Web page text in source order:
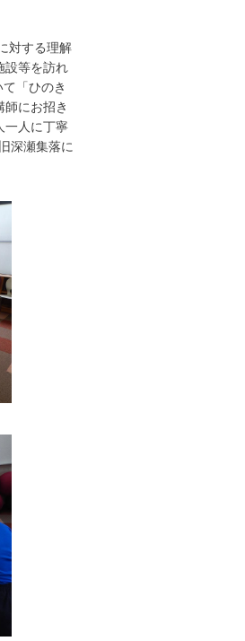
対する理解
設等を訪れ
「ひのき
にお招き
一人に丁寧
深瀬集落に